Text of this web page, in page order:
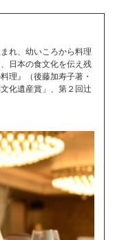
れ、幼いころから料理
日本の食文化を伝え残
理』（後藤加寿子著・
化遺産賞」、第２回辻